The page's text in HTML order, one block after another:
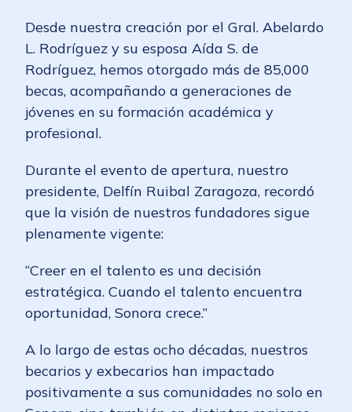
Desde nuestra creación por el Gral. Abelardo
L. Rodríguez y su esposa Aída S. de
Rodríguez, hemos otorgado más de 85,000
becas, acompañando a generaciones de
jóvenes en su formación académica y
profesional.
Durante el evento de apertura, nuestro
presidente, Delfín Ruibal Zaragoza, recordó
que la visión de nuestros fundadores sigue
plenamente vigente:
“Creer en el talento es una decisión
estratégica. Cuando el talento encuentra
oportunidad, Sonora crece.”
A lo largo de estas ocho décadas, nuestros
becarios y exbecarios han impactado
positivamente a sus comunidades no solo en